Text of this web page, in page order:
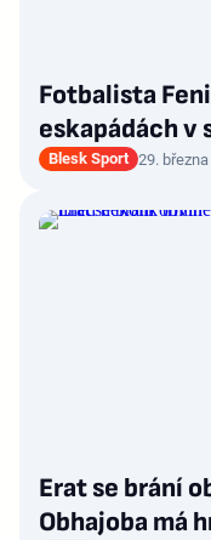
Fotbalista
eskapádách v
Blesk Sport 29.
Erat se brání
Obhajoba má